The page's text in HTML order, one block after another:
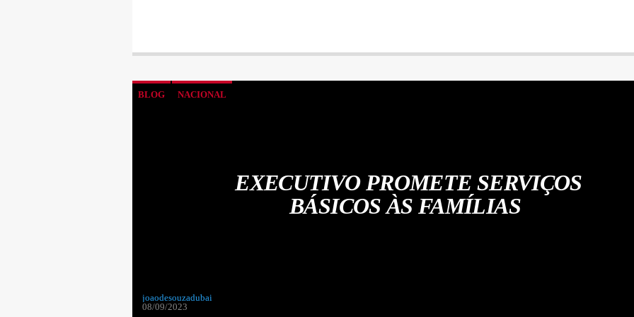
BLOG NACIONAL
EXECUTIVO PROMETE SERVIÇOS
BÁSICOS ÀS FAMÍLIAS
joaodesouzadubai
08/09/2023